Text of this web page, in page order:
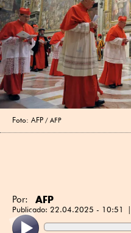
Foto: AFP AFP
Por: AFP
Publicado: 22.04.2025 - 10:51